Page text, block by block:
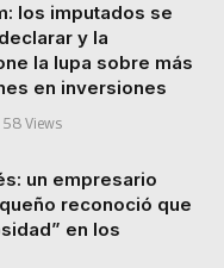
los imputados se
y la
la lupa sobre más
en inversiones
58 Views
un empresario
reconoció que
en los